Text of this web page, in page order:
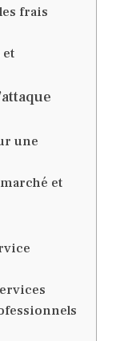
frais
une
et